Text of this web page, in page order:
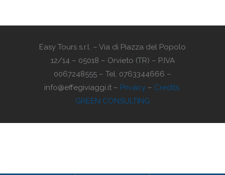
Easy Tours s.r.l. – Via di Piazza del Popolo
12/14 – 05018 – Orvieto (TR) – P.IVA
0067248555 – Tel. 0763344666 –
info@effegiviaggi.it – Privacy – Credits:
GREEN CONSULTING